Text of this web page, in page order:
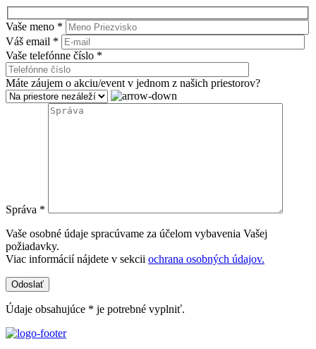
Vaše meno *
Váš email *
Vaše telefónne číslo *
Máte záujem o akciu/event v jednom z našich priestorov?
Správa *
Vaše osobné údaje spracúvame za účelom vybavenia Vašej
požiadavky.
Viac informácií nájdete v sekcii ochrana osobných údajov.
Údaje obsahujúce * je potrebné vyplniť.